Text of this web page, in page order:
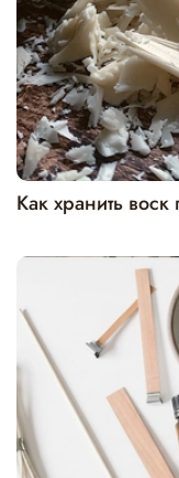
Как хранить